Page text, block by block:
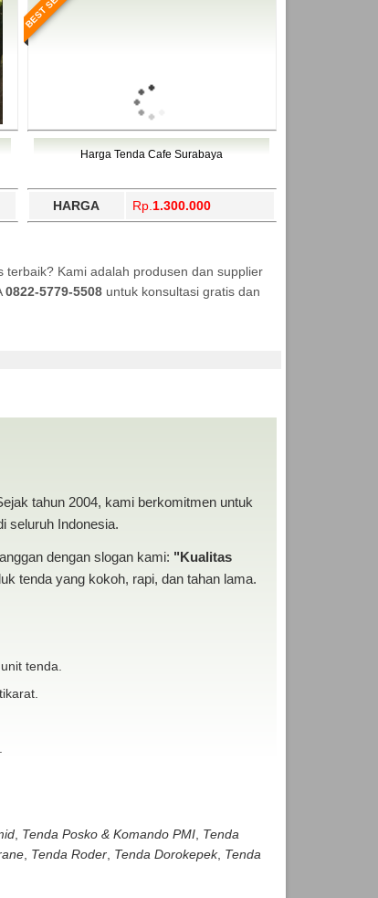
Harga Tenda Cafe Surabaya
HARGA Rp. 1.300.000
terbaik? Kami adalah produsen dan supplier
0822-5779-5508untuk konsultasi gratis dan
tahun 2004, kami berkomitmen untuk
seluruh Indonesia.
dengan slogan kami: "Kualitas
tenda yang kokoh, rapi, dan tahan lama.
tenda.
, Tenda Posko & Komando PMI, Tenda
, Tenda Roder, Tenda Dorokepek, Tenda